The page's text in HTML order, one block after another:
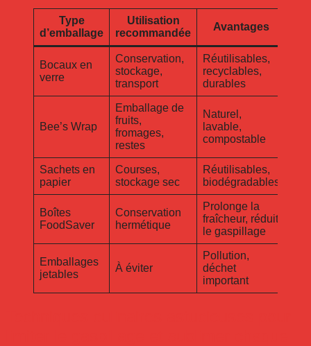
Type
d’emballage
Utilisation
recommandée
Avantages
Bocaux en
verre
Conservation,
stockage,
transport
Réutilisables,
recyclables,
durables
Bee’s Wrap
Emballage de
fruits,
fromages,
restes
Naturel,
lavable,
compostable
Sachets en
papier
Courses,
stockage sec
Réutilisables,
biodégradables
Boîtes
FoodSaver
Conservation
hermétique
Prolonge la
fraîcheur, réduit
le gaspillage
Emballages
jetables
À éviter
Pollution,
déchet
important